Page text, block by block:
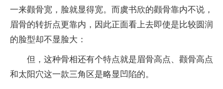
一来颧骨宽，脸就显得宽。而虞书欣的颧骨靠内不说，
眉骨的转折点更靠内，因此正面看上去即使是比较圆润
的脸型却不显脸大：
但，这种骨相还有个特点就是眉骨高点、颧骨高点
和太阳穴这一款三角区是略显凹陷的。